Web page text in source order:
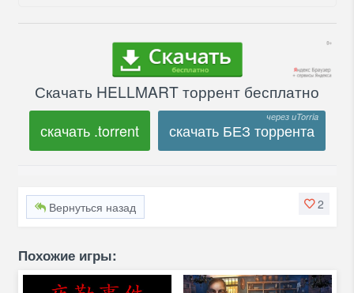
Скачать HELLMART торрент бесплатно
скачать .torrent скачать БЕЗ торрента
2
Вернуться назад
Похожие игры: